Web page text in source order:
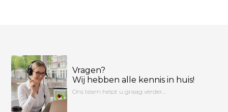
Vragen?
Wij hebben alle kennis in huis!
Ons team helpt u graag verder...